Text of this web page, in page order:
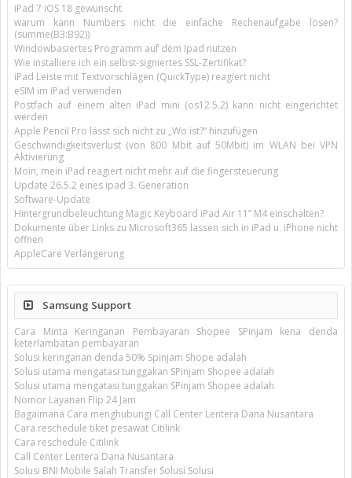
iPad 7 iOS 18 gewünscht
warum kann Numbers nicht die einfache Rechenaufgabe lösen?
(summe(B3:B92))
Windowbasiertes Programm auf dem Ipad nutzen
Wie installiere ich ein selbst-signiertes SSL-Zertifikat?
iPad Leiste mit Textvorschlägen (QuickType) reagiert nicht
eSIM im iPad verwenden
Postfach auf einem alten iPad mini (os12.5.2) kann nicht eingerichtet
werden
Apple Pencil Pro lässt sich nicht zu „Wo ist?“ hinzufügen
Geschwindigkeitsverlust (von 800 Mbit auf 50Mbit) im WLAN bei VPN
Aktivierung
Moin, mein iPad reagiert nicht mehr auf die fingersteuerung
Update 26.5.2 eines ipad 3. Generation
Software-Update
Hintergrundbeleuchtung Magic Keyboard iPad Air 11’’ M4 einschalten?
Dokumente über Links zu Microsoft365 lassen sich in iPad u. iPhone nicht
öffnen
AppleCare Verlängerung
Samsung Support
Cara Minta Keringanan Pembayaran Shopee SPinjam kena denda
keterlambatan pembayaran
Solusi keringanan denda 50% Spinjam Shope adalah
Solusi utama mengatasi tunggakan SPinjam Shopee adalah
Solusi utama mengatasi tunggakan SPinjam Shopee adalah
Nomor Layanan Flip 24 Jam
Bagaimana Cara menghubungi Call Center Lentera Dana Nusantara
Cara reschedule tiket pesawat Citilink
Cara reschedule Citilink
Call Center Lentera Dana Nusantara
Solusi BNI Mobile Salah Transfer Solusi Solusi